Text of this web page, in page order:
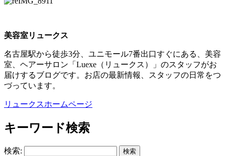
美容室リュークス
名古屋駅から徒歩3分、ユニモール7番出口すぐにある、美容
室、ヘアーサロン「Luexe（リュークス）」のスタッフがお
届けするブログです。お店の最新情報、スタッフの日常をつ
づっています。
リュークスホームページ
キーワード検索
検索: